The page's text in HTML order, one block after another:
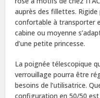
auprès des fillettes.
confortable à transporter
cabine ou moyenne
d’une petite princesse.
La poignée télescopique
verrouillage pourra être
besoins de l’utilisatrice.
configuration en 50/50